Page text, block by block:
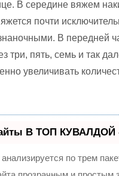
В середине вяжем
почти
В передней
три, пять, семь и так
увеличивать
В ТОП КУВАЛДОЙ -
по трем